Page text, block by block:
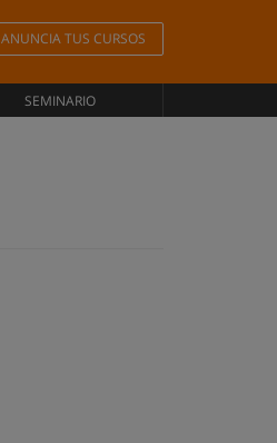
ANUNCIA TUS CURSOS
SEMINARIO